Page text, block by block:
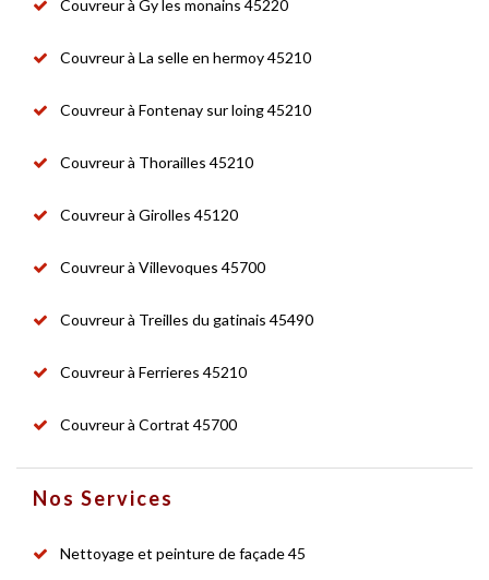
Couvreur à Gy les monains 45220
Couvreur à La selle en hermoy 45210
Couvreur à Fontenay sur loing 45210
Couvreur à Thorailles 45210
Couvreur à Girolles 45120
Couvreur à Villevoques 45700
Couvreur à Treilles du gatinais 45490
Couvreur à Ferrieres 45210
Couvreur à Cortrat 45700
Nos Services
Nettoyage et peinture de façade 45